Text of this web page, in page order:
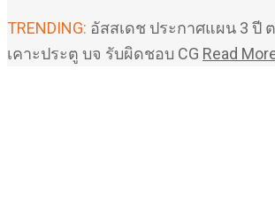
TRENDING: อัสสเดช ประกาศแผน 3 ปี
เคาะประตู บจ รับผิดชอบ CG Read